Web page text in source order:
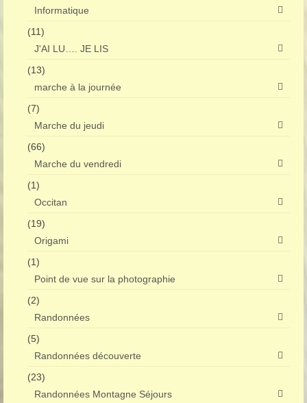
Informatique
(11)
J'AI LU…. JE LIS
(13)
marche à la journée
(7)
Marche du jeudi
(66)
Marche du vendredi
(1)
Occitan
(19)
Origami
(1)
Point de vue sur la photographie
(2)
Randonnées
(5)
Randonnées découverte
(23)
Randonnées Montagne Séjours